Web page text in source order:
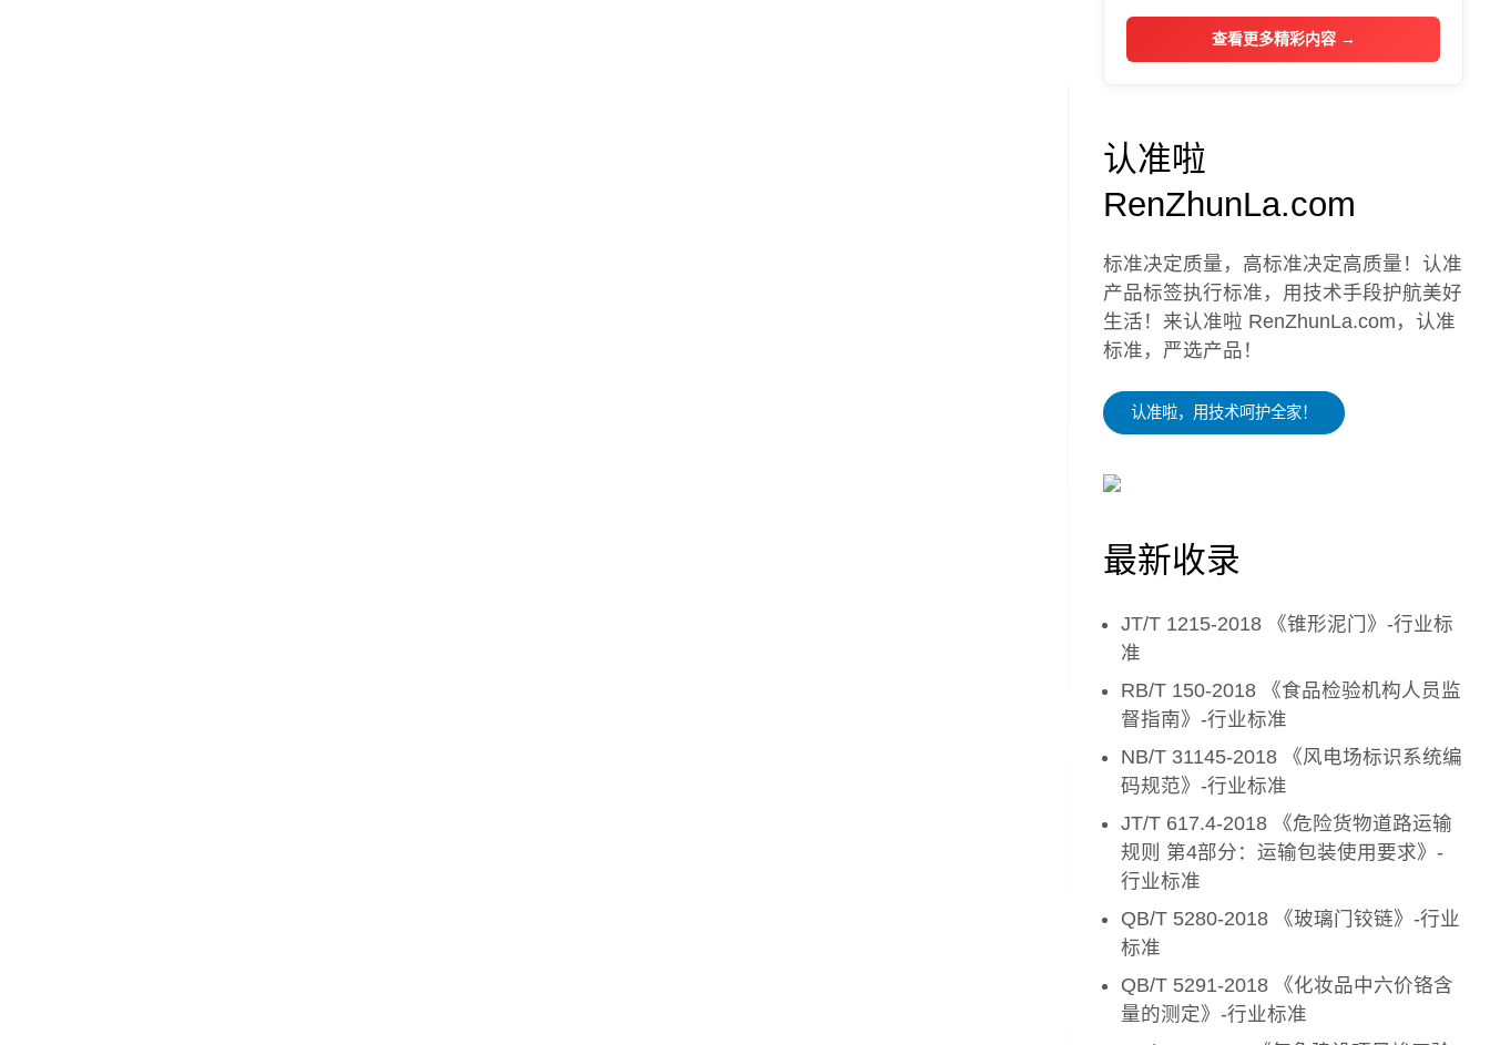
查看更多精彩内容 →
认准啦
RenZhunLa.com
标准决定质量，高标准决定高质量！认准
产品标签执行标准，用技术手段护航美好
生活！来认准啦 RenZhunLa.com，认准
标准，严选产品！
认准啦，用技术呵护全家！
最新收录
JT/T 1215-2018 《锥形泥门》-行业标
准
RB/T 150-2018 《食品检验机构人员监
督指南》-行业标准
NB/T 31145-2018 《风电场标识系统编
码规范》-行业标准
JT/T 617.4-2018 《危险货物道路运输
规则 第4部分：运输包装使用要求》-
行业标准
QB/T 5280-2018 《玻璃门铰链》-行业
标准
QB/T 5291-2018 《化妆品中六价铬含
量的测定》-行业标准